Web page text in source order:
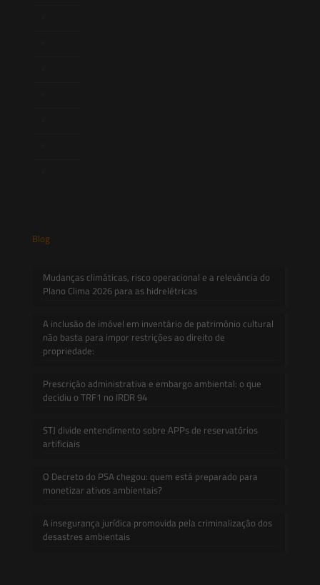
Blog
Mudanças climáticas, risco operacional e a relevância do
Plano Clima 2026 para as hidrelétricas
A inclusão de imóvel em inventário de patrimônio cultural
não basta para impor restrições ao direito de
propriedade:
Prescrição administrativa e embargo ambiental: o que
decidiu o TRF1 no IRDR 94
STJ divide entendimento sobre APPs de reservatórios
artificiais
O Decreto do PSA chegou: quem está preparado para
monetizar ativos ambientais?
A insegurança jurídica promovida pela criminalização dos
desastres ambientais